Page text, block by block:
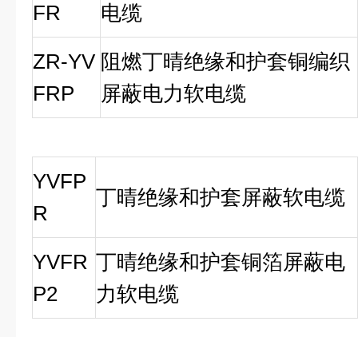
FR
电缆
ZR-YV
FRP
阻燃丁晴绝缘和护套铜编织
屏蔽电力软电缆
YVFP
R
丁晴绝缘和护套屏蔽软电缆
YVFR
P2
丁晴绝缘和护套铜箔屏蔽电
力软电缆